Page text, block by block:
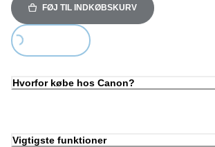
FØJ TIL INDKØBSKURV
Loading...
Hvorfor købe hos Canon?
Vigtigste funktioner